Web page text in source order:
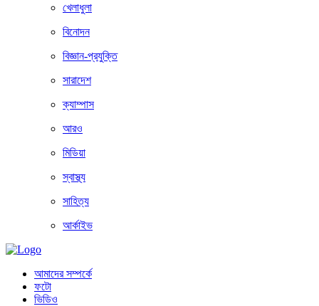
খেলাধুলা
বিনোদন
বিজ্ঞান-প্রযুক্তি
সারাদেশ
ক্যাম্পাস
আরও
মিডিয়া
স্বাস্থ্য
সাহিত্য
আর্কাইভ
আমাদের সম্পর্কে
ফটো
ভিডিও